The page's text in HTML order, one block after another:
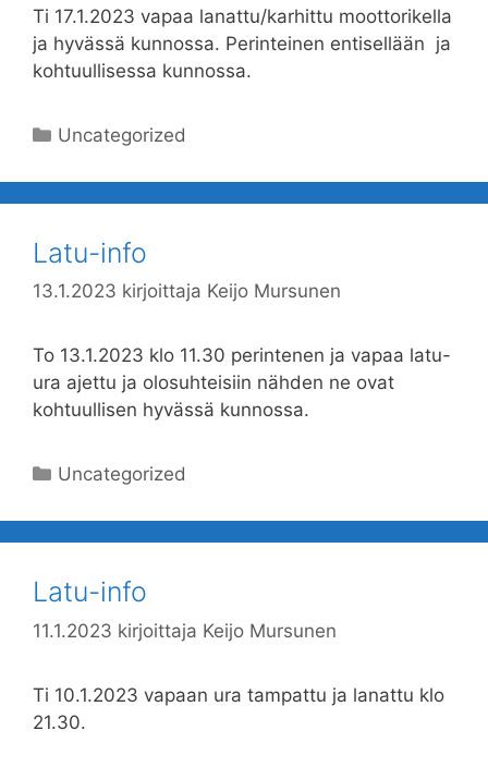
Ti 17.1.2023 vapaa lanattu/karhittu moottorikella
ja hyvässä kunnossa. Perinteinen entisellään ja
kohtuullisessa kunnossa.
Kategoriat
Uncategorized
Latu-info
13.1.2023 kirjoittaja Keijo Mursunen
To 13.1.2023 klo 11.30 perintenen ja vapaa latu-
ura ajettu ja olosuhteisiin nähden ne ovat
kohtuullisen hyvässä kunnossa.
Kategoriat
Uncategorized
Latu-info
11.1.2023 kirjoittaja Keijo Mursunen
Ti 10.1.2023 vapaan ura tampattu ja lanattu klo
21.30.